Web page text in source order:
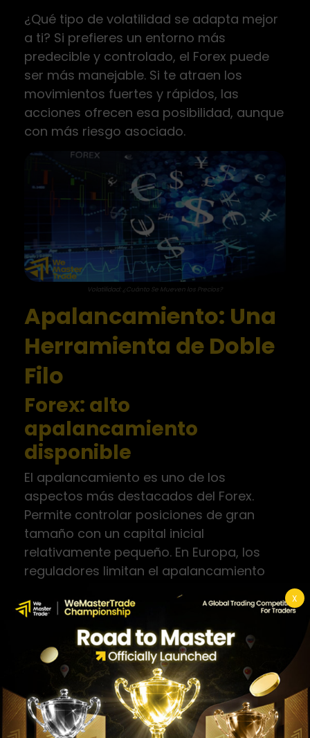
X
¿Qué tipo de volatilidad se adapta mejor
a ti? Si prefieres un entorno más
predecible y controlado, el Forex puede
ser más manejable. Si te atraen los
movimientos fuertes y rápidos, las
acciones ofrecen esa posibilidad, aunque
con más riesgo asociado.
Volatilidad: ¿Cuánto Se Mueven los Precios?
Apalancamiento: Una
Herramienta de Doble
Filo
Forex: alto
apalancamiento
disponible
El apalancamiento es uno de los
aspectos más destacados del Forex.
Permite controlar posiciones de gran
tamaño con un capital inicial
relativamente pequeño. En Europa, los
reguladores limitan el apalancamiento
principales pares de divisas, lo que
significa que con 1.000€ puedes controlar
una posición de 30.000€.
Esto amplifica tanto las ganancias como
las pérdidas. Un movimiento del 1% a tu
favor con apalancamiento 30:1 equivale a
una ganancia del 30% sobre tu capital